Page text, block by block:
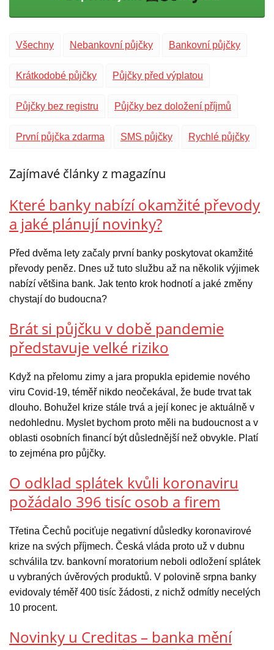
Všechny Nebankovní půjčky Bankovní půjčky
Krátkodobé půjčky Půjčky před výplatou
Půjčky bez registru Půjčky bez doložení příjmů
První půjčka zdarma SMS půjčky Rychlé půjčky
Zajímavé články z magazínu
Které banky nabízí okamžité převody
a jaké plánují novinky?
Před dvěma lety začaly první banky poskytovat okamžité
převody peněz. Dnes už tuto službu až na několik výjimek
nabízí většina bank. Jak tento krok hodnotí a jaké změny
chystají do budoucna?
Brát si půjčku v době pandemie
představuje velké riziko
Když na přelomu zimy a jara propukla epidemie nového
viru Covid-19, téměř nikdo neočekával, že bude trvat tak
dlouho. Bohužel krize stále trvá a její konec je aktuálně v
nedohlednu. Myslet bychom proto měli na budoucnost a v
oblasti osobních financí být důslednější než obvykle. Platí
to zejména pro půjčky.
O odklad splátek kvůli koronaviru
požádalo 396 tisíc osob a firem
Třetina Čechů pociťuje negativní důsledky koronavirové
krize na svých příjmech. Česká vláda proto už v dubnu
schválila tzv. bankovní moratorium neboli odložení splátek
u vybraných úvěrových produktů. V polovině srpna banky
evidovaly téměř 400 tisíc žádosti, z nichž odmítly necelých
10 procent.
Novinky u Creditas – banka mění